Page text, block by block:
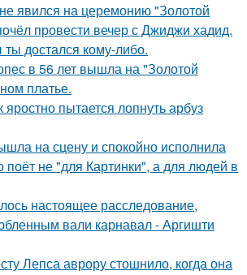
явился на церемонию "Золотой
провести вечер с Джиджи хадид.
достался кому-либо.
в 56 лет вышла на "Золотой
платье.
яростно пытается лопнуть арбуз
на сцену и спокойно исполнила
поёт не "для Картинки", а для людей в
настоящее расследование,
вали карнавал - Аргишти
Лепса аврору стошнило, когда она